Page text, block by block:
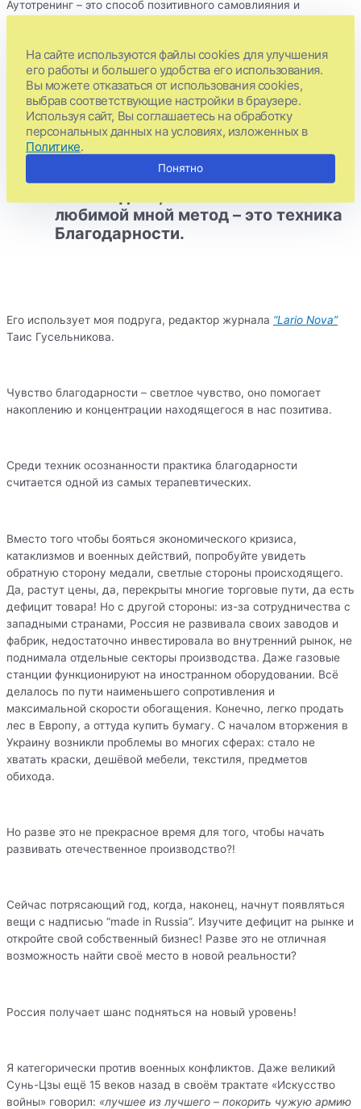
Аутотренинг – это способ позитивного самовлияния и
владеть своим телом и управлять разумом. Аутогенная
тренировка, предложенная немецким психиатром, гипнологом
и психотерапевтом Иоганном Шульцем уже многие годы и
десятилетия успешно используется во всём мире.
Разработанные им процессы саморазрядки, основанные на
самовнушении, признаны всеми специалистами.
любимой мной метод – это техника
Благодарности.
Его использует моя подруга, редактор журнала “Lario Nova”
Таис Гусельникова.
Чувство благодарности – светлое чувство, оно помогает
накоплению и концентрации находящегося в нас позитива.
Среди техник осознанности практика благодарности
считается одной из самых терапевтических.
Вместо того чтобы бояться экономического кризиса,
катаклизмов и военных действий, попробуйте увидеть
обратную сторону медали, светлые стороны происходящего.
Да, растут цены, да, перекрыты многие торговые пути, да есть
дефицит товара! Но с другой стороны: из-за сотрудничества с
западными странами, Россия не развивала своих заводов и
фабрик, недостаточно инвестировала во внутренний рынок, не
поднимала отдельные секторы производства. Даже газовые
станции функционируют на иностранном оборудовании. Всё
делалось по пути наименьшего сопротивления и
максимальной скорости обогащения. Конечно, легко продать
лес в Европу, а оттуда купить бумагу. С началом вторжения в
Украину возникли проблемы во многих сферах: стало не
хватать краски, дешёвой мебели, текстиля, предметов
обихода.
Но разве это не прекрасное время для того, чтобы начать
развивать отечественное производство?!
Сейчас потрясающий год, когда, наконец, начнут появляться
вещи с надписью “made in Russia”. Изучите дефицит на рынке и
откройте свой собственный бизнес! Разве это не отличная
возможность найти своё место в новой реальности?
Россия получает шанс подняться на новый уровень!
Я категорически против военных конфликтов. Даже великий
Сунь-Цзы ещё 15 веков назад в своём трактате «Искусство
войны» говорил: «лучшее из лучшего – покорить чужую армию
На сайте используются файлы cookies для улучшения
его работы и большего удобства его использования.
Вы можете отказаться от использования cookies,
выбрав соответствующие настройки в браузере.
Используя сайт, Вы соглашаетесь на обработку
персональных данных на условиях, изложенных в
Политике.
Понятно